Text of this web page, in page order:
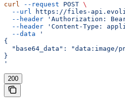
curl --request POST \
  --url
https://files-
  --header
'Authorization:
  --header
'Content-Type:
  --data
'
{
"base64_data": "data:image/
}
'
200